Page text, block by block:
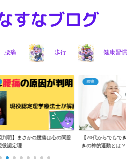
腰痛 歩行 健康習慣
判明】まさかの腰痛は心の問題
認定理...
腰痛
【70代からでもできる
きの神的運動とは？...